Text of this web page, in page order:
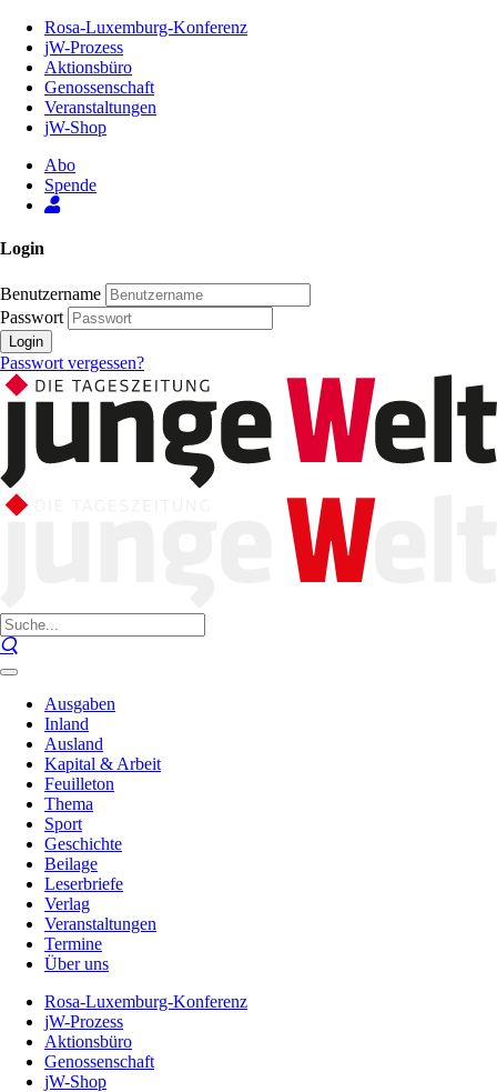
Inhalt
Seite
Rosa-Luxemburg-Konferenz
jW-Prozess
Aktionsbüro
Genossenschaft
Veranstaltungen
jW-Shop
Abo
Spende
Login
Benutzername
Passwort
Login
Passwort vergessen?
Ausgaben
Inland
Ausland
Kapital & Arbeit
Feuilleton
Thema
Sport
Geschichte
Beilage
Leserbriefe
Verlag
Veranstaltungen
Termine
Über uns
Rosa-Luxemburg-Konferenz
jW-Prozess
Aktionsbüro
Genossenschaft
jW-Shop